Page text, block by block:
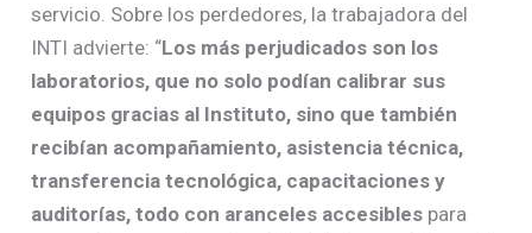
servicio. Sobre los perdedores, la trabajadora del
INTI advierte: “Los más perjudicados son los
laboratorios, que no solo podían calibrar sus
equipos gracias al Instituto, sino que también
recibían acompañamiento, asistencia técnica,
transferencia tecnológica, capacitaciones y
auditorías, todo con aranceles accesibles para